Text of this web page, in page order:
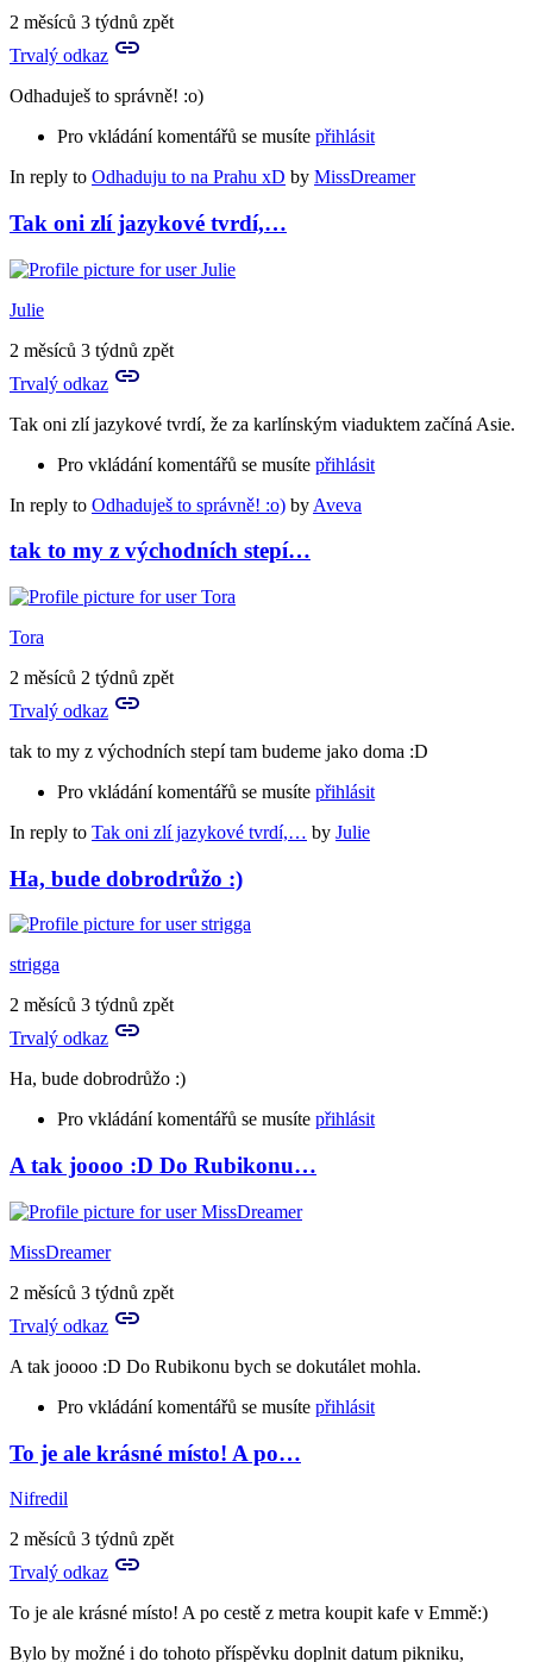
2 měsíců 3 týdnů zpět
Trvalý odkaz
Odhaduješ to správně! :o)
Pro vkládání komentářů se musíte přihlásit
In reply to Odhaduju to na Prahu xD by MissDreamer
Tak oni zlí jazykové tvrdí,…
Julie
2 měsíců 3 týdnů zpět
Trvalý odkaz
Tak oni zlí jazykové tvrdí, že za karlínským viaduktem začíná Asie.
Pro vkládání komentářů se musíte přihlásit
In reply to Odhaduješ to správně! :o) by Aveva
tak to my z východních stepí…
Tora
2 měsíců 2 týdnů zpět
Trvalý odkaz
tak to my z východních stepí tam budeme jako doma :D
Pro vkládání komentářů se musíte přihlásit
In reply to Tak oni zlí jazykové tvrdí,… by Julie
Ha, bude dobrodrůžo :)
strigga
2 měsíců 3 týdnů zpět
Trvalý odkaz
Ha, bude dobrodrůžo :)
Pro vkládání komentářů se musíte přihlásit
A tak joooo :D Do Rubikonu…
MissDreamer
2 měsíců 3 týdnů zpět
Trvalý odkaz
A tak joooo :D Do Rubikonu bych se dokutálet mohla.
Pro vkládání komentářů se musíte přihlásit
To je ale krásné místo! A po…
Nifredil
2 měsíců 3 týdnů zpět
Trvalý odkaz
To je ale krásné místo! A po cestě z metra koupit kafe v Emmě:)
Bylo by možné i do tohoto příspěvku doplnit datum pikniku,